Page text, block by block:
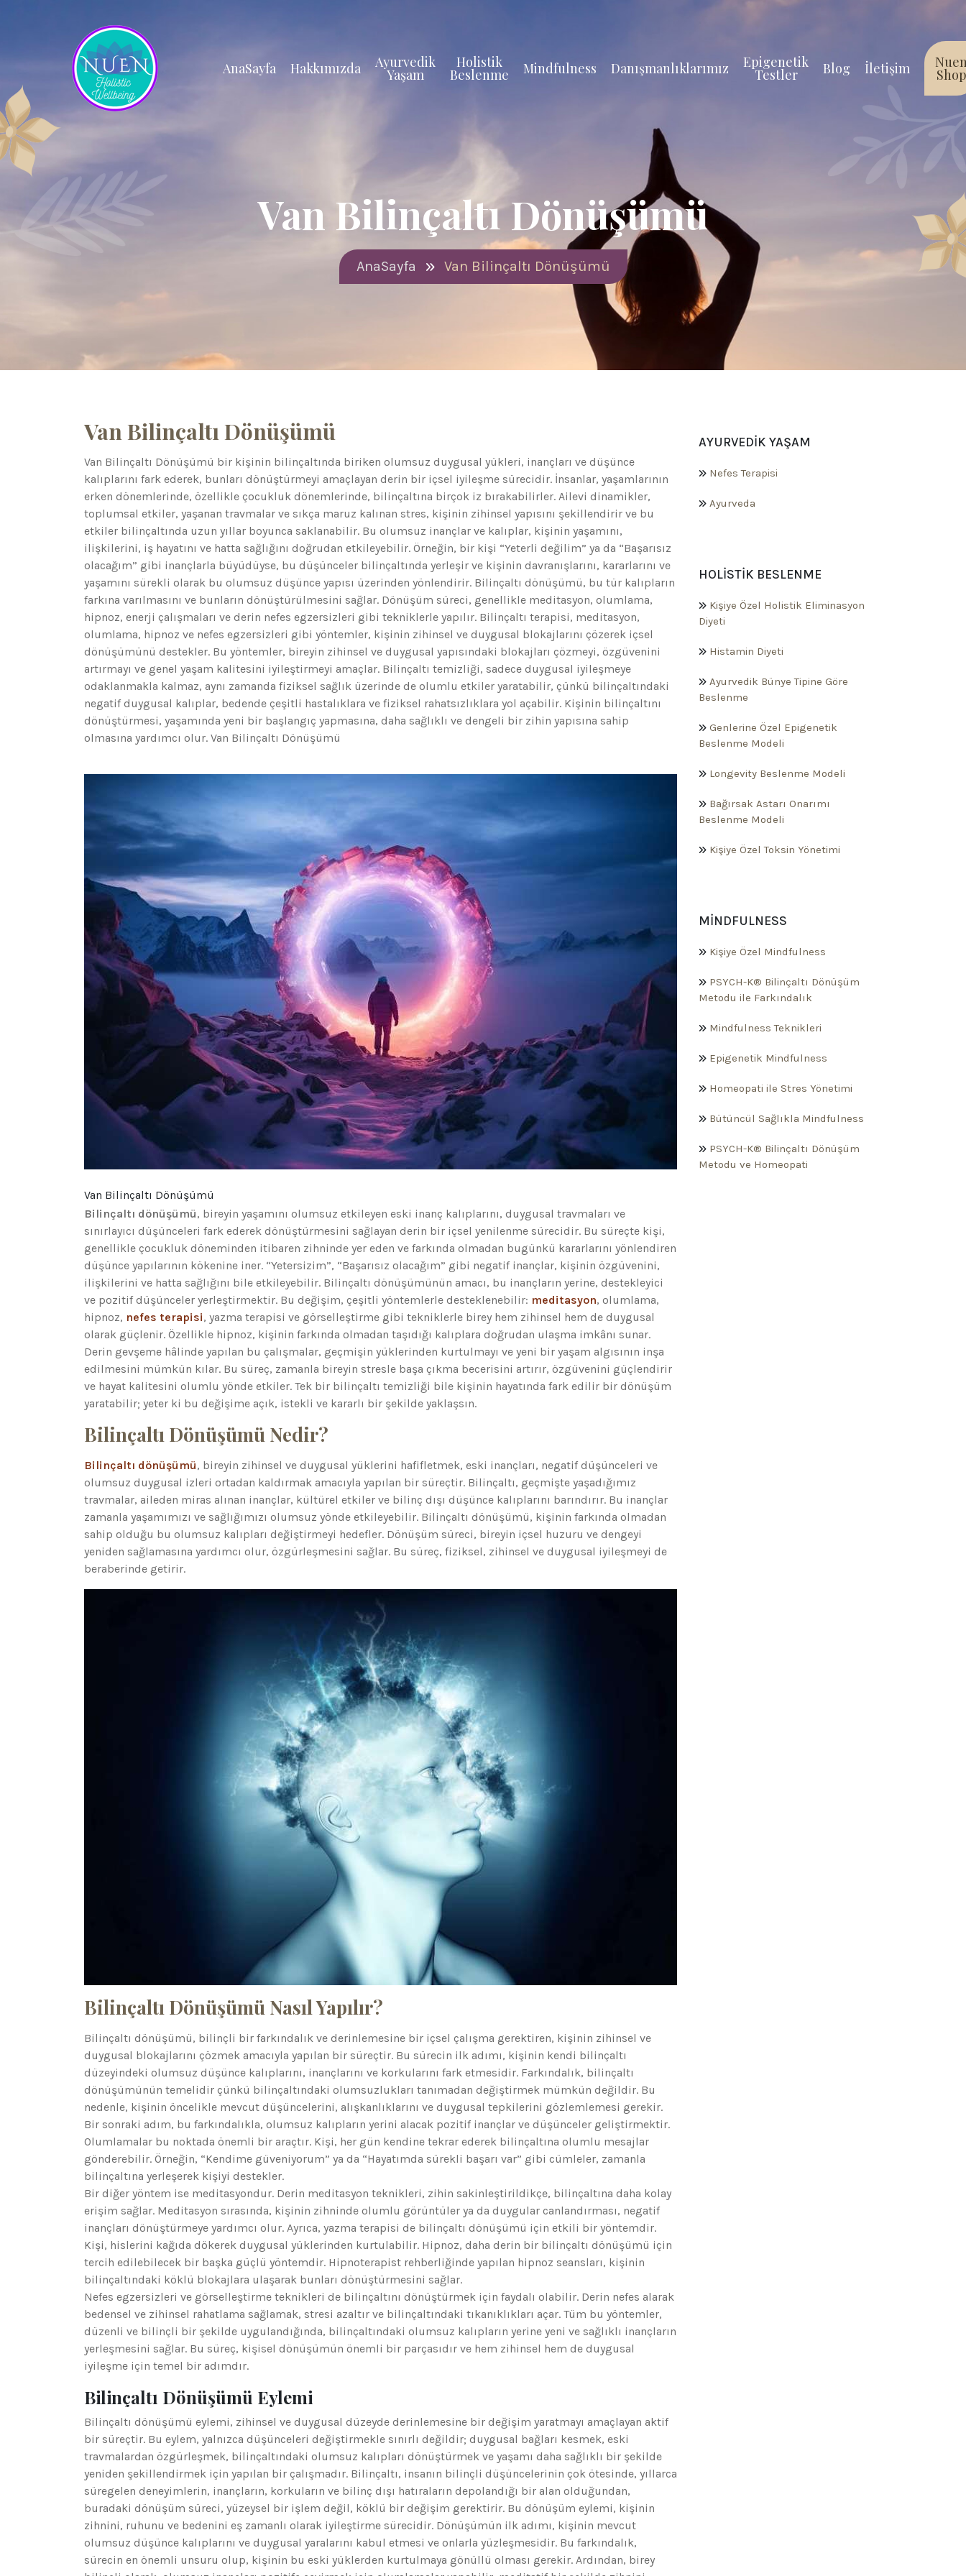
AnaSayfa Hakkımızda Ayurvedik
Yaşam
Holistik
Beslenme Mindfulness Danışmanlıklarımız Epigenetik
Testler Blog İletişim Shop
Van Bilinçaltı Dönüşümü
AnaSayfa Van Bilinçaltı Dönüşümü
Van Bilinçaltı Dönüşümü
Van Bilinçaltı Dönüşümü bir kişinin bilinçaltında biriken olumsuz duygusal yükleri, inançları ve düşünce
kalıplarını fark ederek, bunları dönüştürmeyi amaçlayan derin bir içsel iyileşme sürecidir. İnsanlar, yaşamlarının
erken dönemlerinde, özellikle çocukluk dönemlerinde, bilinçaltına birçok iz bırakabilirler. Ailevi dinamikler,
toplumsal etkiler, yaşanan travmalar ve sıkça maruz kalınan stres, kişinin zihinsel yapısını şekillendirir ve bu
etkiler bilinçaltında uzun yıllar boyunca saklanabilir. Bu olumsuz inançlar ve kalıplar, kişinin yaşamını,
ilişkilerini, iş hayatını ve hatta sağlığını doğrudan etkileyebilir. Örneğin, bir kişi “Yeterli değilim” ya da “Başarısız
olacağım” gibi inançlarla büyüdüyse, bu düşünceler bilinçaltında yerleşir ve kişinin davranışlarını, kararlarını ve
yaşamını sürekli olarak bu olumsuz düşünce yapısı üzerinden yönlendirir. Bilinçaltı dönüşümü, bu tür kalıpların
farkına varılmasını ve bunların dönüştürülmesini sağlar. Dönüşüm süreci, genellikle meditasyon, olumlama,
hipnoz, enerji çalışmaları ve derin nefes egzersizleri gibi tekniklerle yapılır. Bilinçaltı terapisi, meditasyon,
olumlama, hipnoz ve nefes egzersizleri gibi yöntemler, kişinin zihinsel ve duygusal blokajlarını çözerek içsel
dönüşümünü destekler. Bu yöntemler, bireyin zihinsel ve duygusal yapısındaki blokajları çözmeyi, özgüvenini
artırmayı ve genel yaşam kalitesini iyileştirmeyi amaçlar. Bilinçaltı temizliği, sadece duygusal iyileşmeye
odaklanmakla kalmaz, aynı zamanda fiziksel sağlık üzerinde de olumlu etkiler yaratabilir, çünkü bilinçaltındaki
negatif duygusal kalıplar, bedende çeşitli hastalıklara ve fiziksel rahatsızlıklara yol açabilir. Kişinin bilinçaltını
dönüştürmesi, yaşamında yeni bir başlangıç yapmasına, daha sağlıklı ve dengeli bir zihin yapısına sahip
olmasına yardımcı olur. Van Bilinçaltı Dönüşümü
Van Bilinçaltı Dönüşümü
Bilinçaltı dönüşümü, bireyin yaşamını olumsuz etkileyen eski inanç kalıplarını, duygusal travmaları ve
sınırlayıcı düşünceleri fark ederek dönüştürmesini sağlayan derin bir içsel yenilenme sürecidir. Bu süreçte kişi,
genellikle çocukluk döneminden itibaren zihninde yer eden ve farkında olmadan bugünkü kararlarını yönlendiren
düşünce yapılarının kökenine iner. “Yetersizim”, “Başarısız olacağım” gibi negatif inançlar, kişinin özgüvenini,
ilişkilerini ve hatta sağlığını bile etkileyebilir. Bilinçaltı dönüşümünün amacı, bu inançların yerine, destekleyici
ve pozitif düşünceler yerleştirmektir. Bu değişim, çeşitli yöntemlerle desteklenebilir: meditasyon, olumlama,
hipnoz, nefes terapisi, yazma terapisi ve görselleştirme gibi tekniklerle birey hem zihinsel hem de duygusal
olarak güçlenir. Özellikle hipnoz, kişinin farkında olmadan taşıdığı kalıplara doğrudan ulaşma imkânı sunar.
Derin gevşeme hâlinde yapılan bu çalışmalar, geçmişin yüklerinden kurtulmayı ve yeni bir yaşam algısının inşa
edilmesini mümkün kılar. Bu süreç, zamanla bireyin stresle başa çıkma becerisini artırır, özgüvenini güçlendirir
ve hayat kalitesini olumlu yönde etkiler. Tek bir bilinçaltı temizliği bile kişinin hayatında fark edilir bir dönüşüm
yaratabilir; yeter ki bu değişime açık, istekli ve kararlı bir şekilde yaklaşsın.
Bilinçaltı Dönüşümü Nedir?
Bilinçaltı dönüşümü, bireyin zihinsel ve duygusal yüklerini hafifletmek, eski inançları, negatif düşünceleri ve
olumsuz duygusal izleri ortadan kaldırmak amacıyla yapılan bir süreçtir. Bilinçaltı, geçmişte yaşadığımız
travmalar, aileden miras alınan inançlar, kültürel etkiler ve bilinç dışı düşünce kalıplarını barındırır. Bu inançlar
zamanla yaşamımızı ve sağlığımızı olumsuz yönde etkileyebilir. Bilinçaltı dönüşümü, kişinin farkında olmadan
sahip olduğu bu olumsuz kalıpları değiştirmeyi hedefler. Dönüşüm süreci, bireyin içsel huzuru ve dengeyi
yeniden sağlamasına yardımcı olur, özgürleşmesini sağlar. Bu süreç, fiziksel, zihinsel ve duygusal iyileşmeyi de
beraberinde getirir.
Bilinçaltı Dönüşümü Nasıl Yapılır?
Bilinçaltı dönüşümü, bilinçli bir farkındalık ve derinlemesine bir içsel çalışma gerektiren, kişinin zihinsel ve
duygusal blokajlarını çözmek amacıyla yapılan bir süreçtir. Bu sürecin ilk adımı, kişinin kendi bilinçaltı
düzeyindeki olumsuz düşünce kalıplarını, inançlarını ve korkularını fark etmesidir. Farkındalık, bilinçaltı
dönüşümünün temelidir çünkü bilinçaltındaki olumsuzlukları tanımadan değiştirmek mümkün değildir. Bu
nedenle, kişinin öncelikle mevcut düşüncelerini, alışkanlıklarını ve duygusal tepkilerini gözlemlemesi gerekir.
Bir sonraki adım, bu farkındalıkla, olumsuz kalıpların yerini alacak pozitif inançlar ve düşünceler geliştirmektir.
Olumlamalar bu noktada önemli bir araçtır. Kişi, her gün kendine tekrar ederek bilinçaltına olumlu mesajlar
gönderebilir. Örneğin, “Kendime güveniyorum” ya da “Hayatımda sürekli başarı var” gibi cümleler, zamanla
bilinçaltına yerleşerek kişiyi destekler.
Bir diğer yöntem ise meditasyondur. Derin meditasyon teknikleri, zihin sakinleştirildikçe, bilinçaltına daha kolay
erişim sağlar. Meditasyon sırasında, kişinin zihninde olumlu görüntüler ya da duygular canlandırması, negatif
inançları dönüştürmeye yardımcı olur. Ayrıca, yazma terapisi de bilinçaltı dönüşümü için etkili bir yöntemdir.
Kişi, hislerini kağıda dökerek duygusal yüklerinden kurtulabilir. Hipnoz, daha derin bir bilinçaltı dönüşümü için
tercih edilebilecek bir başka güçlü yöntemdir. Hipnoterapist rehberliğinde yapılan hipnoz seansları, kişinin
bilinçaltındaki köklü blokajlara ulaşarak bunları dönüştürmesini sağlar.
Nefes egzersizleri ve görselleştirme teknikleri de bilinçaltını dönüştürmek için faydalı olabilir. Derin nefes alarak
bedensel ve zihinsel rahatlama sağlamak, stresi azaltır ve bilinçaltındaki tıkanıklıkları açar. Tüm bu yöntemler,
düzenli ve bilinçli bir şekilde uygulandığında, bilinçaltındaki olumsuz kalıpların yerine yeni ve sağlıklı inançların
yerleşmesini sağlar. Bu süreç, kişisel dönüşümün önemli bir parçasıdır ve hem zihinsel hem de duygusal
iyileşme için temel bir adımdır.
Bilinçaltı Dönüşümü Eylemi
Bilinçaltı dönüşümü eylemi, zihinsel ve duygusal düzeyde derinlemesine bir değişim yaratmayı amaçlayan aktif
bir süreçtir. Bu eylem, yalnızca düşünceleri değiştirmekle sınırlı değildir; duygusal bağları kesmek, eski
travmalardan özgürleşmek, bilinçaltındaki olumsuz kalıpları dönüştürmek ve yaşamı daha sağlıklı bir şekilde
yeniden şekillendirmek için yapılan bir çalışmadır. Bilinçaltı, insanın bilinçli düşüncelerinin çok ötesinde, yıllarca
süregelen deneyimlerin, inançların, korkuların ve bilinç dışı hatıraların depolandığı bir alan olduğundan,
buradaki dönüşüm süreci, yüzeysel bir işlem değil, köklü bir değişim gerektirir. Bu dönüşüm eylemi, kişinin
zihnini, ruhunu ve bedenini eş zamanlı olarak iyileştirme sürecidir. Dönüşümün ilk adımı, kişinin mevcut
olumsuz düşünce kalıplarını ve duygusal yaralarını kabul etmesi ve onlarla yüzleşmesidir. Bu farkındalık,
sürecin en önemli unsuru olup, kişinin bu eski yüklerden kurtulmaya gönüllü olması gerekir. Ardından, birey
AYURVEDIK YAŞAM
Nefes Terapisi
Ayurveda
HOLISTIK BESLENME
Kişiye Özel Holistik Eliminasyon
Diyeti
Histamin Diyeti
Ayurvedik Bünye Tipine Göre
Beslenme
Genlerine Özel Epigenetik
Beslenme Modeli
Longevity Beslenme Modeli
Bağırsak Astarı Onarımı
Beslenme Modeli
Kişiye Özel Toksin Yönetimi
MINDFULNESS
Kişiye Özel Mindfulness
PSYCH-K® Bilinçaltı Dönüşüm
Metodu ile Farkındalık
Mindfulness Teknikleri
Epigenetik Mindfulness
Homeopati ile Stres Yönetimi
Bütüncül Sağlıkla Mindfulness
PSYCH-K® Bilinçaltı Dönüşüm
Metodu ve Homeopati